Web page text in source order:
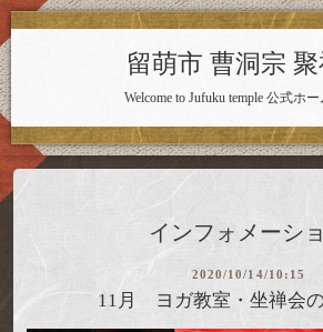
留萌市 曹洞宗
Welcome to Jufuku temple 公式ホ
インフォメーシ
2020/10/14/10:15
11月 ヨガ教室・坐禅会